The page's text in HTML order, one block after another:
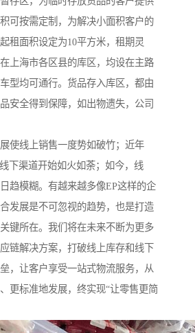
可按需定制，为解决小面积客户的
租面积设定为10平方米，租期灵
上海市各区县的库区，均设在主路
型均可通行。货品存入库区，都由
安全得到保障，如出物遗失，公司
使线上销售一度势如破竹；近年
下渠道开始如火如荼；如今，线
趋模糊。有越来越多像EP这样的企
发展是不可忽视的趋势，也是打造
键所在。我们将在未来不断为更多
链解决方案，打破线上库存和线下
，让客户享受一站式物流服务，从
更标准地发展，终实现“让零售更简